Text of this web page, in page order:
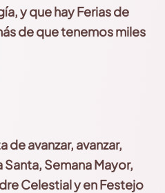
y que hay Ferias de
de que tenemos miles
avanzar, avanzar,
Semana Mayor,
Celestial y en Festejo